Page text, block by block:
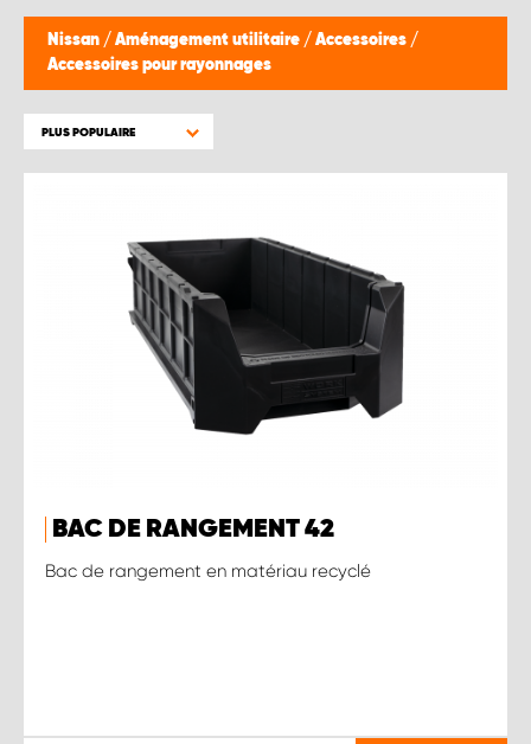
Nissan / Aménagement utilitaire / Accessoires /
Accessoires pour rayonnages
PLUS POPULAIRE
BAC DE RANGEMENT 42
Bac de rangement en matériau recyclé